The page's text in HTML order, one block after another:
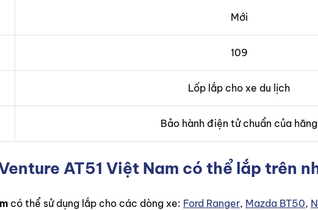
Mới
109
Lốp lắp cho xe du lịch
Bảo hành điện tử chuẩn của hãng
AT51 Việt Nam có thể lắp trên
có thể sử dụng lắp cho các dòng xe: Ford Ranger, Mazda BT50,